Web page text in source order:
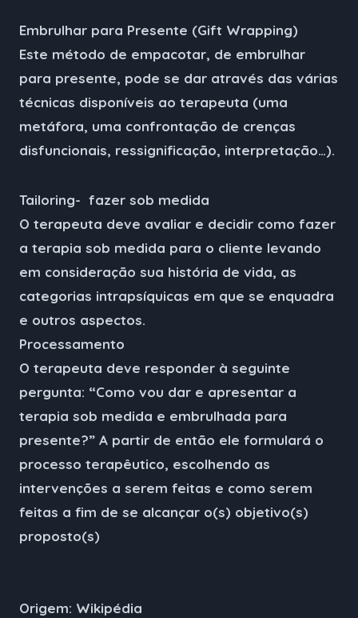
Embrulhar para Presente (Gift Wrapping)
Este método de empacotar, de embrulhar
para presente, pode se dar através das várias
técnicas disponíveis ao terapeuta (uma
metáfora, uma confrontação de crenças
disfuncionais, ressignificação, interpretação…).
Tailoring- fazer sob medida
O terapeuta deve avaliar e decidir como fazer
a terapia sob medida para o cliente levando
em consideração sua história de vida, as
categorias intrapsíquicas em que se enquadra
e outros aspectos.
Processamento
O terapeuta deve responder à seguinte
pergunta: “Como vou dar e apresentar a
terapia sob medida e embrulhada para
presente?” A partir de então ele formulará o
processo terapêutico, escolhendo as
intervenções a serem feitas e como serem
feitas a fim de se alcançar o(s) objetivo(s)
proposto(s)
Origem: Wikipédia